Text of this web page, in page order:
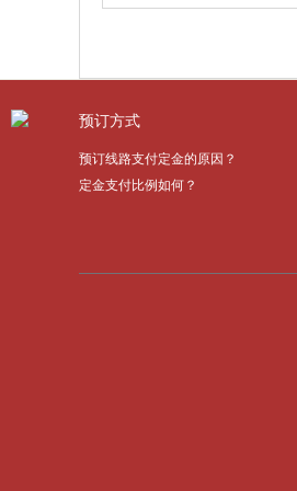
预订方式
预订线路支付定金的原因？
定金支付比例如何？